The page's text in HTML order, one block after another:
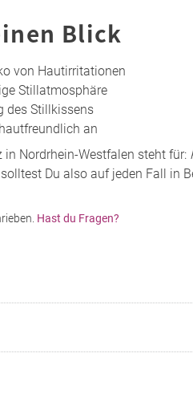
Blick
von Hautirritationen
Stillatmosphäre
des Stillkissens
an
in Nordrhein-Westfalen steht für:
Du also auf jeden Fall in
Hast du Fragen?